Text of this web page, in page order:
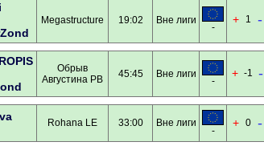
Megastructure 19:02 Вне лиги
-
+ 1 -
Обрыв
Августина РВ
45:45 Вне лиги
-
+ -1 -
Rohana LE 33:00 Вне лиги
-
+ 0 -